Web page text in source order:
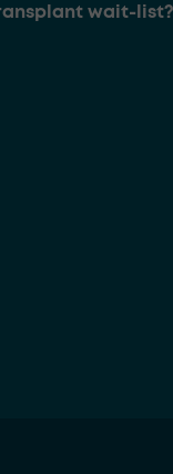
wait-list?